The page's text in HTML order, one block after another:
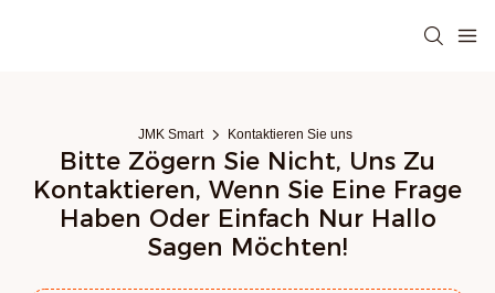
JMK Smart Kontaktieren Sie uns
Bitte Zögern Sie Nicht, Uns Zu
Kontaktieren, Wenn Sie Eine Frage
Haben Oder Einfach Nur Hallo
Sagen Möchten!